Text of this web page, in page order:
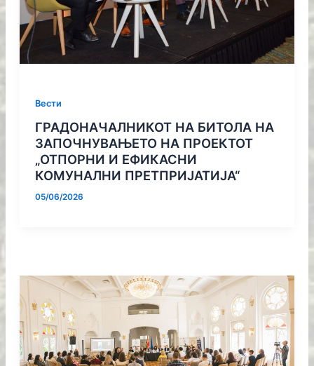
Вести
ГРАДОНАЧАЛНИКОТ НА БИТОЛА НА
ЗАПОЧНУВАЊЕТО НА ПРОЕКТОТ
„ОТПОРНИ И ЕФИКАСНИ
КОМУНАЛНИ ПРЕТПРИЈАТИЈА“
05/06/2026